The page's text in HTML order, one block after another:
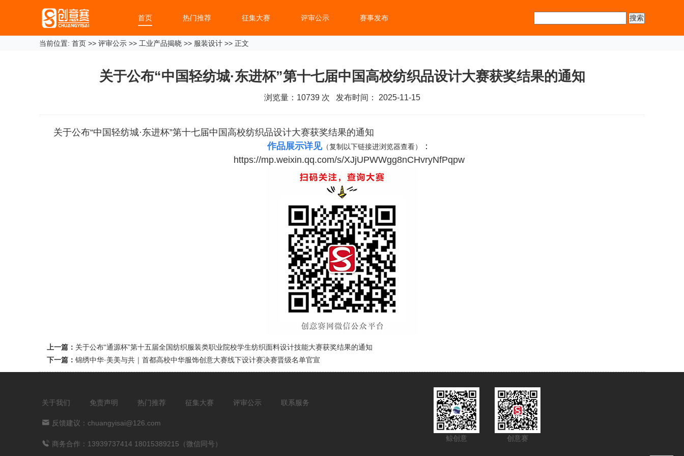
首页 热门推荐 征集大赛 评审公示 赛事发布
当前位置: 首页 >> 评审公示 >> 工业产品揭晓 >> 服装设计 >> 正文
关于公布“中国轻纺城·东进杯”第十七届中国高校纺织品设计大赛获奖结果的通知
浏览量： 10739次 发布时间： 2025-11-15
关于公布“中国轻纺城·东进杯”第十七届中国高校纺织品设计大赛获奖结果的通知
作品展示详见 （复制以下链接进浏览器查看）
：
https://mp.weixin.qq.com/s/XJjUPWWgg8nCHvryNfPqpw
上一篇： 关于公布“通源杯”第十五届全国纺织服装类职业院校学生纺织面料设计技能大赛获奖结果的通知
下一篇： 锦绣中华·美美与共｜首都高校中华服饰创意大赛线下设计赛决赛晋级名单官宣
关于我们 免责声明 热门推荐 征集大赛 评审公示 联系服务
反馈建议：chuangyisai@126.com
商务合作：13939737414 18015389215（微信同号）
鲸创意 创意赛